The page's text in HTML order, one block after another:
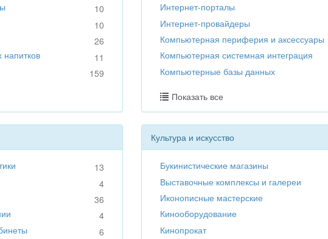
10
10
26
напитков
11
159
Интернет-порталы
Интернет-провайдеры
Компьютерная периферия и аксессуары
Компьютерная системная интеграция
Компьютерные базы данных
Показать все
13
4
36
4
6
Культура и искусство
Букинистические магазины
Выставочные комплексы и галереи
Иконописные мастерские
Кинооборудование
Кинопрокат